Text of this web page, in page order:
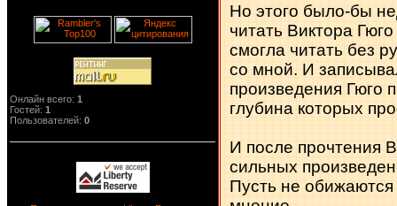
Онлайн всего: 1
Гостей: 1
Пользователей: 0
Но этого было-бы
читать Виктора
смогла читать без
со мной. И
произведения Гюго
глубина которых
И после прочтения
сильных
Пусть не